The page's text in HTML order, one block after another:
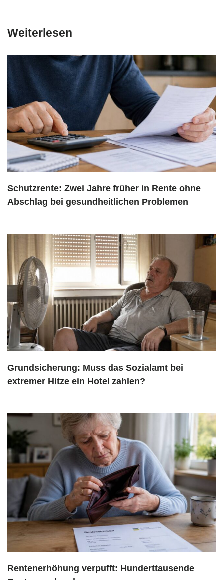
Weiterlesen
Schutzrente: Zwei Jahre früher in Rente ohne
Abschlag bei gesundheitlichen Problemen
Grundsicherung: Muss das Sozialamt bei
extremer Hitze ein Hotel zahlen?
Rentenerhöhung verpufft: Hunderttausende